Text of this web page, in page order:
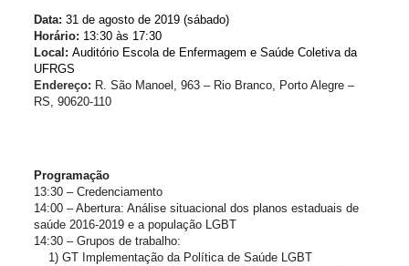
Data: 31 de agosto de 2019 (sábado)
Horário: 13:30 às 17:30
Local: Auditório Escola de Enfermagem e Saúde Coletiva da
UFRGS
Endereço: R. São Manoel, 963 – Rio Branco, Porto Alegre –
RS, 90620-110
Programação
13:30 – Credenciamento
14:00 – Abertura: Análise situacional dos planos estaduais de
saúde 2016-2019 e a população LGBT
14:30 – Grupos de trabalho:
1) GT Implementação da Política de Saúde LGBT